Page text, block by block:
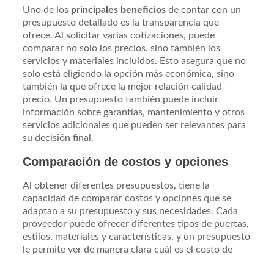
Uno de los principales beneficios de contar con un
presupuesto detallado es la transparencia que
ofrece. Al solicitar varias cotizaciones, puede
comparar no solo los precios, sino también los
servicios y materiales incluidos. Esto asegura que no
solo está eligiendo la opción más económica, sino
también la que ofrece la mejor relación calidad-
precio. Un presupuesto también puede incluir
información sobre garantías, mantenimiento y otros
servicios adicionales que pueden ser relevantes para
su decisión final.
Comparación de costos y opciones
Al obtener diferentes presupuestos, tiene la
capacidad de comparar costos y opciones que se
adaptan a su presupuesto y sus necesidades. Cada
proveedor puede ofrecer diferentes tipos de puertas,
estilos, materiales y características, y un presupuesto
le permite ver de manera clara cuál es el costo de